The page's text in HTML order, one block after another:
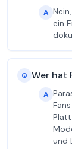
A
ein
Q Wer hat
A
und